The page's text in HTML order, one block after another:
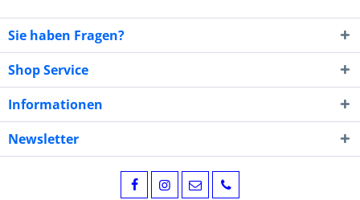
Sie haben Fragen?
Shop Service
Informationen
Newsletter